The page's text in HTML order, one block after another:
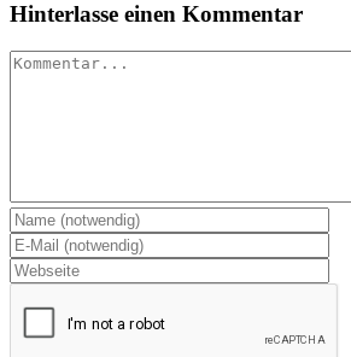
Hinterlasse einen Kommentar
Kommentar